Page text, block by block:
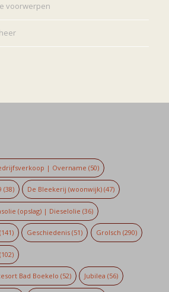
voorwerpen
| Overname (50)
(38) De Bleekerij (woonwijk) (47)
(opslag) | Dieselolie (36)
(141) Geschiedenis (51) Grolsch (290)
Bad Boekelo (52) Jubilea (56)